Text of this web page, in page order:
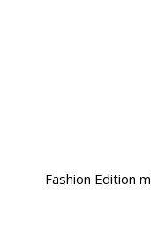
Fashion Edition